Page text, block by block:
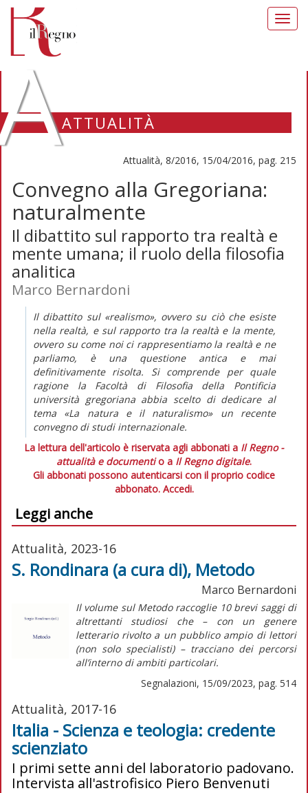
ATTUALITÀ
Attualità, 8/2016, 15/04/2016, pag. 215
Convegno alla Gregoriana:
naturalmente
Il dibattito sul rapporto tra realtà e
mente umana; il ruolo della filosofia
analitica
Marco Bernardoni
Il dibattito sul «realismo», ovvero su ciò che esiste
nella realtà, e sul rapporto tra la realtà e la mente,
ovvero su come noi ci rappresentiamo la realtà e ne
parliamo, è una questione antica e mai
definitivamente risolta. Si comprende per quale
ragione la Facoltà di Filosofia della Pontificia
università gregoriana abbia scelto di dedicare al
tema «La natura e il naturalismo» un recente
convegno di studi internazionale.
La lettura dell'articolo è riservata agli abbonati a Il Regno -
attualità e documentio a Il Regno digitale.
Gli abbonati possono autenticarsi con il proprio codice
abbonato. Accedi.
Leggi anche
Attualità, 2023-16
S. Rondinara (a cura di), Metodo
Marco Bernardoni
Il volume sul Metodoraccoglie 10 brevi saggi di
altrettanti studiosi che – con un genere
letterario rivolto a un pubblico ampio di lettori
(non solo specialisti) – tracciano dei percorsi
all’interno di ambiti particolari.
Segnalazioni, 15/09/2023, pag. 514
Attualità, 2017-16
Italia - Scienza e teologia: credente
scienziato
I primi sette anni del laboratorio padovano.
Intervista all'astrofisico Piero Benvenuti